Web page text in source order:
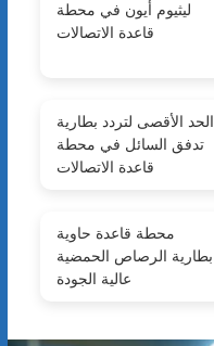
ليثيوم أيون في محطة
قاعدة الاتصالات
الحد الأقصى لتردد بطارية
تدفق السائل في محطة
قاعدة الاتصالات
محطة قاعدة حاوية
بطارية الرصاص الحمضية
عالية الجودة